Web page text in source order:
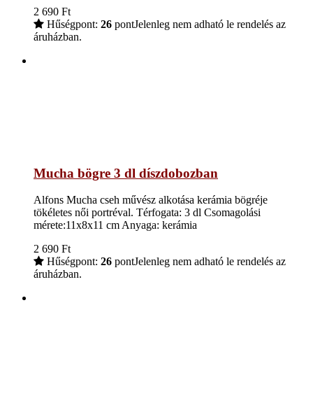
2 690 Ft
Hűségpont: 26 pontJelenleg nem adható le rendelés az
áruházban.
Mucha bögre 3 dl díszdobozban
Alfons Mucha cseh művész alkotása kerámia bögréje
tökéletes női portréval. Térfogata: 3 dl Csomagolási
mérete:11x8x11 cm Anyaga: kerámia
2 690 Ft
Hűségpont: 26 pontJelenleg nem adható le rendelés az
áruházban.